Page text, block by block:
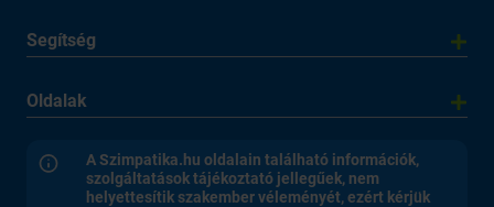
Segítség
Oldalak
A Szimpatika.hu oldalain található információk,
szolgáltatások tájékoztató jellegűek, nem
helyettesítik szakember véleményét, ezért kérjük